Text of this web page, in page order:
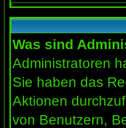
Was sind
Administratoren
Sie haben das
Aktionen
von Benutzern,